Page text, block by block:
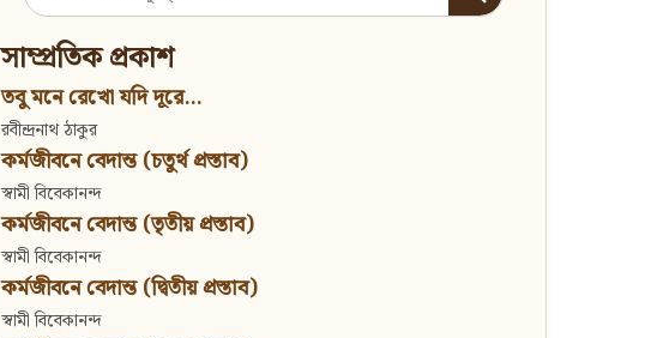
for:
সাম্প্রতিক প্রকাশ
তবু মনে রেখো যদি দূরে...
রবীন্দ্রনাথ ঠাকুর
কর্মজীবনে বেদান্ত (চতুর্থ প্রস্তাব)
স্বামী বিবেকানন্দ
কর্মজীবনে বেদান্ত (তৃতীয় প্রস্তাব)
স্বামী বিবেকানন্দ
কর্মজীবনে বেদান্ত (দ্বিতীয় প্রস্তাব)
স্বামী বিবেকানন্দ